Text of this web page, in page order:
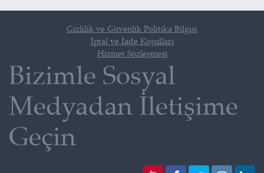
Gizlilik ve Güvenlik Politika Bilgisi
İptal ve İade Koşulları
Hizmet Sözleşmesi
Bizimle Sosyal
Medyadan İletişime
Geçin